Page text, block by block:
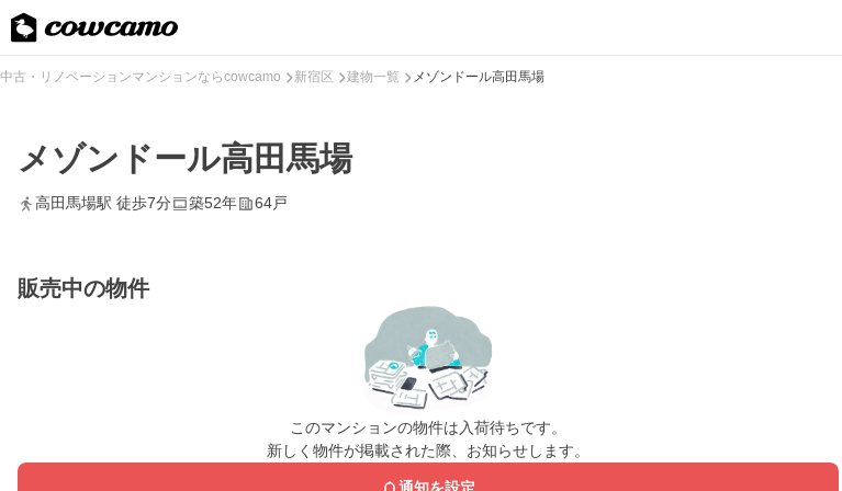
中古・リノベーションマンションならcowcamo 新宿区 建物一覧 メゾンドール高田馬場
メゾンドール高田馬場
高田馬場駅 徒歩7分 築52年 64戸
販売中の物件
このマンションの物件は入荷待ちです。
新しく物件が掲載された際、お知らせします。